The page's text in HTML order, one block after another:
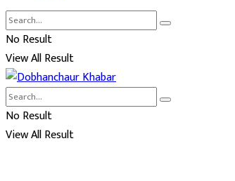
No Result
View All Result
No Result
View All Result